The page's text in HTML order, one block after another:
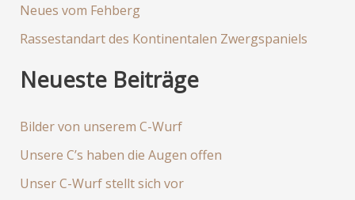
Neues vom Fehberg
Rassestandart des Kontinentalen Zwergspaniels
Neueste Beiträge
Bilder von unserem C-Wurf
Unsere C’s haben die Augen offen
Unser C-Wurf stellt sich vor